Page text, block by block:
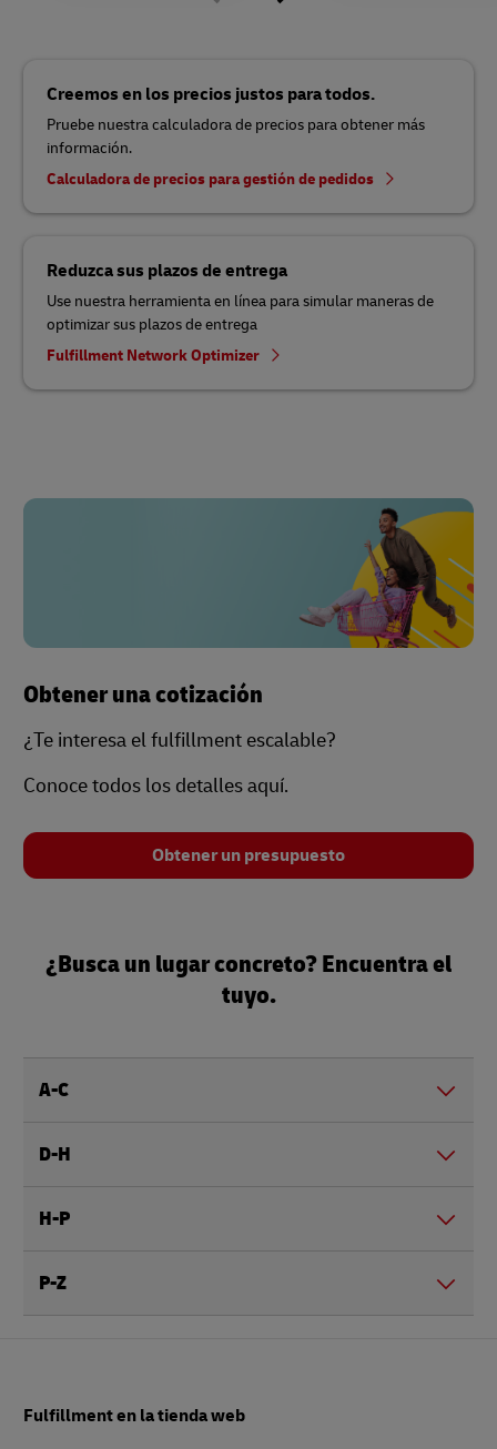
Creemos en los precios justos para todos.
Pruebe nuestra calculadora de precios para obtener más
información.
Calculadora de precios para gestión de pedidos
Reduzca sus plazos de entrega
Use nuestra herramienta en línea para simular maneras de
optimizar sus plazos de entrega
Fulfillment Network Optimizer
Obtener una cotización
¿Te interesa el fulfillment escalable?
Conoce todos los detalles aquí.
Obtener un presupuesto
¿Busca un lugar concreto? Encuentra el
tuyo.
A-C
D-H
H-P
P-Z
de
Fulfillment en la tienda web